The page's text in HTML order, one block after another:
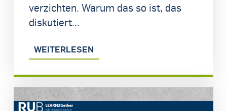
verzichten. Warum das so ist, das
diskutiert...
WEITERLESEN